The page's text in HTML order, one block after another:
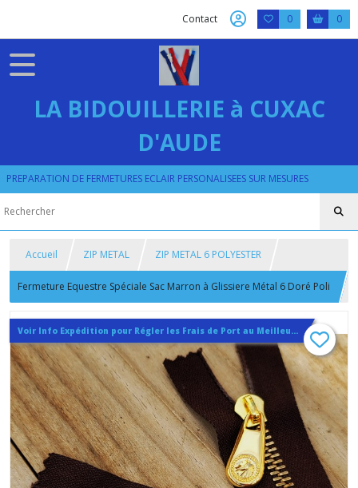
Contact 0 0
LA BIDOUILLERIE à CUXAC
D'AUDE
PREPARATION DE FERMETURES ECLAIR PERSONALISEES SUR MESURES
Accueil ZIP METAL ZIP METAL 6 POLYESTER
Fermeture Equestre Spéciale Sac Marron à Glissiere Métal 6 Doré Poli
, Fabriquée en France
Voir Info Expédition pour Régler les Frais de Port au Meilleur Prix , En haut d'ecran à Droite